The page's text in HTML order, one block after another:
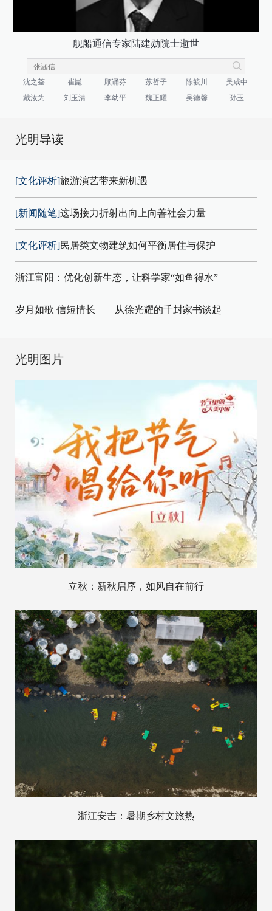
舰船通信专家陆建勋院士逝世
沈之荃 崔崑 顾诵芬 苏哲子 陈毓川
吴咸中
戴汝为
刘玉清 李幼平 魏正耀 吴德馨 孙玉
光明导读
[文化评析]旅游演艺带来新机遇
[新闻随笔]这场接力折射出向上向善社会力量
[文化评析]民居类文物建筑如何平衡居住与保护
浙江富阳：优化创新生态，让科学家“如鱼得水”
岁月如歌 信短情长——从徐光耀的千封家书谈起
光明图片
立秋：新秋启序，如风自在前行
浙江安吉：暑期乡村文旅热